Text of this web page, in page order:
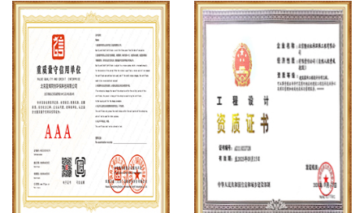
安全生产许可证案例 建筑企业资质案例